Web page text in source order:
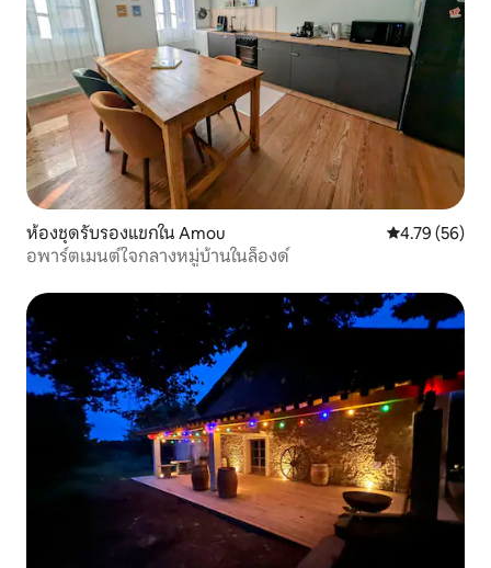
ห้องชุดรับรองแขกใน Amou คะแนนเฉลี่ย
4.79 (56)
อพาร์ตเมนต์ใจกลางหมู่บ้านในล็องด์